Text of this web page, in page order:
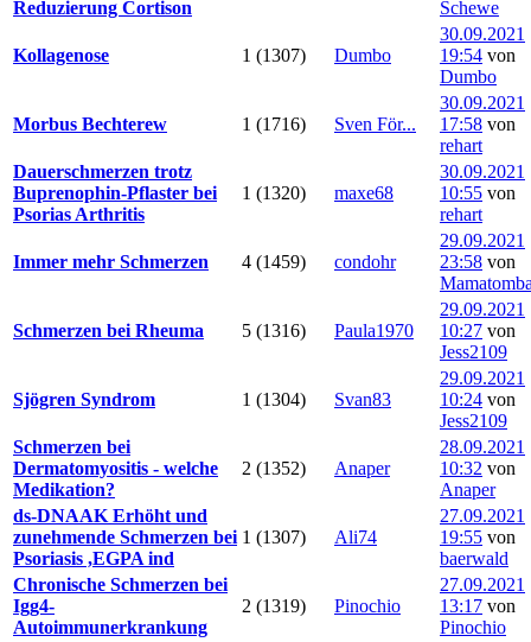
Reduzierung Cortison Schewe
Kollagenose 1 (1307) Dumbo
30.09.2021
19:54 von
Dumbo
Morbus Bechterew 1 (1716) Sven För...
30.09.2021
17:58 von
rehart
Dauerschmerzen trotz
Buprenophin-Pflaster bei
Psorias Arthritis
1 (1320) maxe68
30.09.2021
10:55 von
rehart
Immer mehr Schmerzen 4 (1459) condohr
29.09.2021
23:58 von
Schmerzen bei Rheuma 5 (1316) Paula1970
29.09.2021
10:27 von
Jess2109
Sjögren Syndrom 1 (1304) Svan83
29.09.2021
10:24 von
Jess2109
Schmerzen bei
Dermatomyositis - welche
Medikation?
2 (1352) Anaper
28.09.2021
10:32 von
Anaper
ds-DNAAK Erhöht und
zunehmende Schmerzen bei
Psoriasis ,EGPA ind
1 (1307) Ali74
27.09.2021
19:55 von
baerwald
Chronische Schmerzen bei
Igg4-
Autoimmunerkrankung
2 (1319) Pinochio
27.09.2021
13:17 von
Pinochio